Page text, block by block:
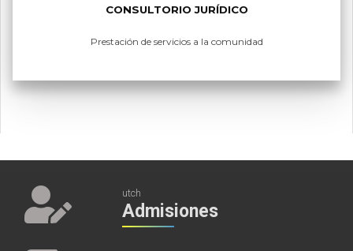
CONSULTORIO JURÍDICO
Prestación de servicios a la comunidad
utch
Admisiones